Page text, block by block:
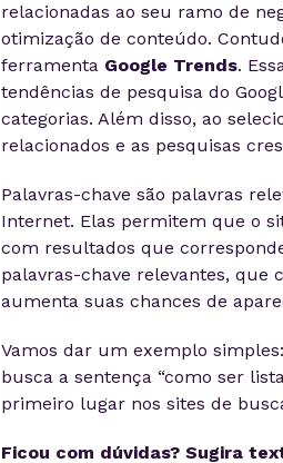
relacionadas ao seu ramo de
otimização de conteúdo.
ferramenta Google Trends.
tendências de pesquisa do
categorias. Além disso, ao
relacionados e as pesquisas
Palavras-chave são palavras
Internet. Elas permitem que o
com resultados que
palavras-chave relevantes, que
aumenta suas chances de
Vamos dar um exemplo
busca a sentença “como ser
primeiro lugar nos sites de
Ficou com dúvidas? Sugira